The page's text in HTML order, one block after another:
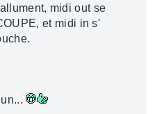
midi out se
et midi in s'
un...